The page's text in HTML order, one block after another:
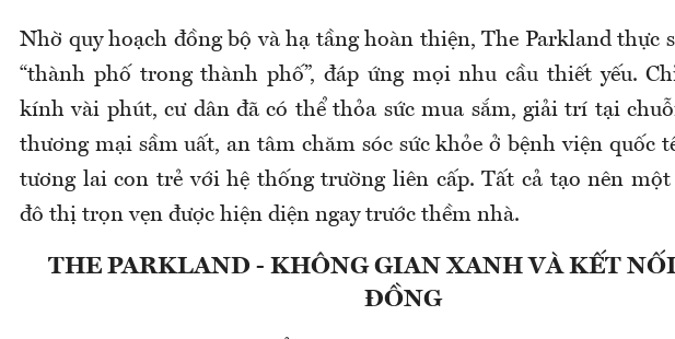
Nhờ quy hoạch đồng bộ và hạ tầng hoàn thiện, The Parkland thực
“thành phố trong thành phố”, đáp ứng mọi nhu cầu thiết yếu.
kính vài phút, cư dân đã có thể thỏa sức mua sắm, giải trí tại
thương mại sầm uất, an tâm chăm sóc sức khỏe ở bệnh viện quốc
tương lai con trẻ với hệ thống trường liên cấp. Tất cả tạo nên một
đô thị trọn vẹn được hiện diện ngay trước thềm nhà.
THE PARKLAND - KHÔNG GIAN XANH VÀ KẾT
ĐỒNG